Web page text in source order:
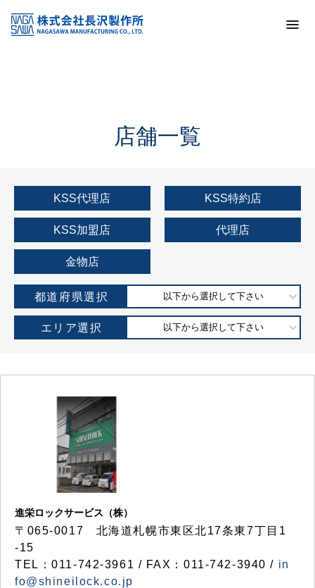
KSS加盟店・取扱店情報
店舗一覧
店舗一覧
KSS代理店 KSS特約店
KSS加盟店 代理店
金物店
都道府県選択 以下から選択して下さい
エリア選択 以下から選択して下さい
進栄ロックサービス（株）
〒065-0017 北海道札幌市東区北17条東7丁目1
-15
TEL：011-742-3961 / FAX：011-742-3940 / in
fo@shineilock.co.jp